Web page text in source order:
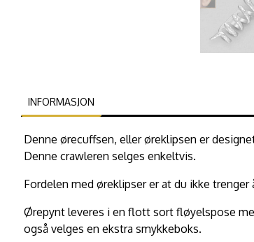
INFORMASJON
Denne ørecuffsen, eller øreklipsen er
Denne crawleren selges enkeltvis.
Fordelen med øreklipser er at du ikke
Ørepynt leveres i en flott sort fløyelspose
også velges en ekstra smykkeboks.